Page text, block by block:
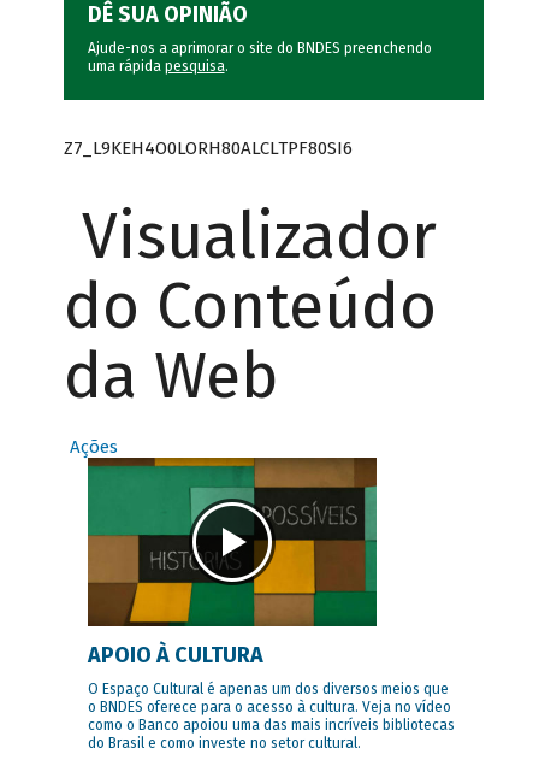
DÊ SUA OPINIÃO
Ajude-nos a aprimorar o site do BNDES preenchendo
uma rápida pesquisa.
Z7_L9KEH4O0LORH80ALCLTPF80SI6
Visualizador
do Conteúdo
da Web
Ações
APOIO À CULTURA
O Espaço Cultural é apenas um dos diversos meios que
o BNDES oferece para o acesso à cultura. Veja no vídeo
como o Banco apoiou uma das mais incríveis bibliotecas
do Brasil e como investe no setor cultural.